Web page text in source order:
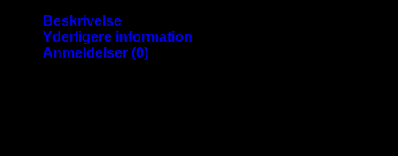
Beskrivelse
Yderligere information
Anmeldelser (0)